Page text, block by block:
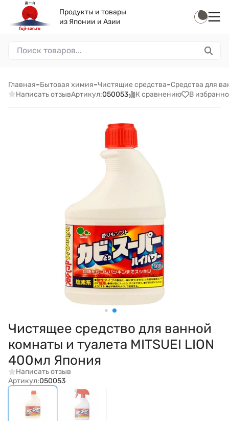
Продукты и товары
из Японии и Азии
Главная–Бытовая химия–Чистящие средства–Средства для
Написать отзывАртикул:050053 К сравнению В
Чистящее средство для ванной
комнаты и туалета MITSUEI LION
400мл Япония
Написать отзыв
Артикул:050053